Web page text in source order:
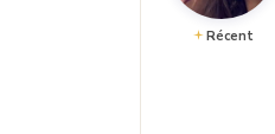
Récent